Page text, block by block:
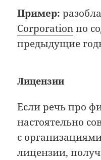
Пример:
Corporationпо
предыдущие
Лицензии
Если речь про
настоятельно
с
лицензии,